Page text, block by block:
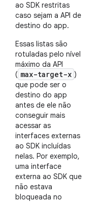
ao SDK restritas
caso sejam a API de
destino do app.
Essas listas são
rotuladas pelo nível
máximo da API
( max-target-x )
que pode ser o
destino do app
antes de ele não
conseguir mais
acessar as
interfaces externas
ao SDK incluídas
nelas. Por exemplo,
uma interface
externa ao SDK que
não estava
bloqueada no